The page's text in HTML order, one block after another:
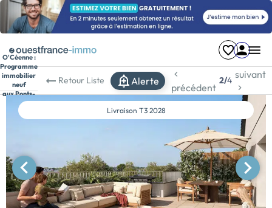
O'Céenne :
Programme
immobilier
neuf
aux Ponts-
de-Cé
Retour Liste Alerte
précédent
2/4
suivant
Livraison T3 2028